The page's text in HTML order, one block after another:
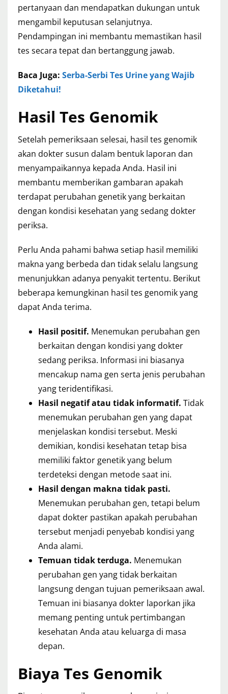
pertanyaan dan mendapatkan dukungan untuk
mengambil keputusan selanjutnya.
Pendampingan ini membantu memastikan hasil
tes secara tepat dan bertanggung jawab.
Baca Juga: Serba-Serbi Tes Urine yang Wajib
Diketahui!
Hasil Tes Genomik
Setelah pemeriksaan selesai, hasil tes genomik
akan dokter susun dalam bentuk laporan dan
menyampaikannya kepada Anda. Hasil ini
membantu memberikan gambaran apakah
terdapat perubahan genetik yang berkaitan
dengan kondisi kesehatan yang sedang dokter
periksa.
Perlu Anda pahami bahwa setiap hasil memiliki
makna yang berbeda dan tidak selalu langsung
menunjukkan adanya penyakit tertentu. Berikut
beberapa kemungkinan hasil tes genomik yang
dapat Anda terima.
Hasil positif. Menemukan perubahan gen
berkaitan dengan kondisi yang dokter
sedang periksa. Informasi ini biasanya
mencakup nama gen serta jenis perubahan
yang teridentifikasi.
Hasil negatif atau tidak informatif. Tidak
menemukan perubahan gen yang dapat
menjelaskan kondisi tersebut. Meski
demikian, kondisi kesehatan tetap bisa
memiliki faktor genetik yang belum
terdeteksi dengan metode saat ini.
Hasil dengan makna tidak pasti.
Menemukan perubahan gen, tetapi belum
dapat dokter pastikan apakah perubahan
tersebut menjadi penyebab kondisi yang
Anda alami.
Temuan tidak terduga. Menemukan
perubahan gen yang tidak berkaitan
langsung dengan tujuan pemeriksaan awal.
Temuan ini biasanya dokter laporkan jika
memang penting untuk pertimbangan
kesehatan Anda atau keluarga di masa
depan.
Biaya Tes Genomik